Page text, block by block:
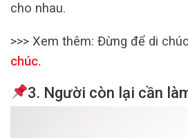
cho nhau.
>>> Xem thêm: Đừng để di
chúc.
3. Người còn lại cần